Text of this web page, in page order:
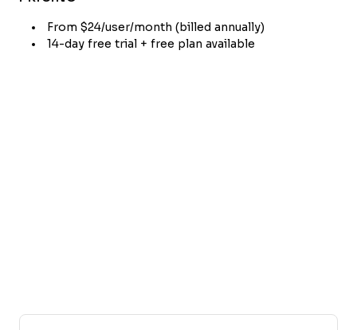
From $24/user/month (billed annually)
14-day free trial + free plan available